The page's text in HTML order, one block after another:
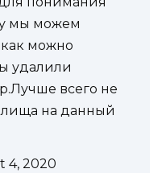
мы можем
можно
удалили
всего не
на данный
4, 2020